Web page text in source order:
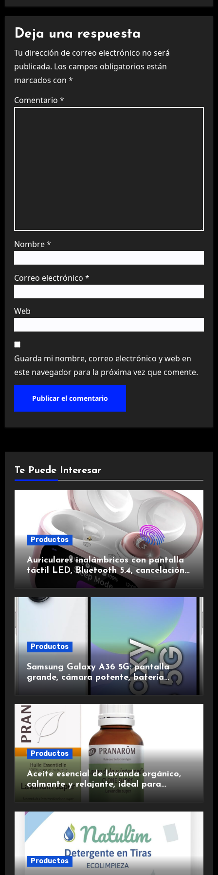
Deja una respuesta
Tu dirección de correo electrónico no será
publicada. Los campos obligatorios están
marcados con *
Comentario *
Nombre*
Correo electrónico *
Web
Guarda mi nombre, correo electrónico y web en
este navegador para la próxima vez que comente.
Te Puede Interesar
Productos
Auriculares inalámbricos con pantalla
táctil LED, Bluetooth 5.4, cancelación
de ruido, impermeables y de larga
duración.
Productos
Samsung Galaxy A36 5G: pantalla
grande, cámara potente, batería
duradera y carga rápida para una
Productos
Aceite esencial de lavanda orgánico,
calmante y relajante, ideal para
Productos